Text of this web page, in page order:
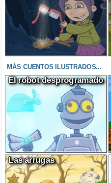
MÁS CUENTOS ILUSTRADOS...
El robot desprogramado
Las arrugas